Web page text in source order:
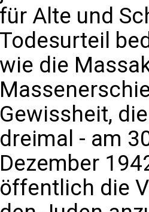
für Alte und
Todesurteil
wie die
Gewissheit,
dreimal - am
Dezember
öffentlich die